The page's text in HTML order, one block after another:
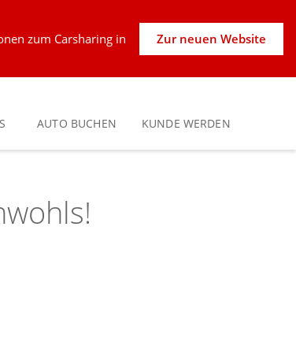
zum Carsharing in
Zur neuen Website
AUTO BUCHEN KUNDE WERDEN